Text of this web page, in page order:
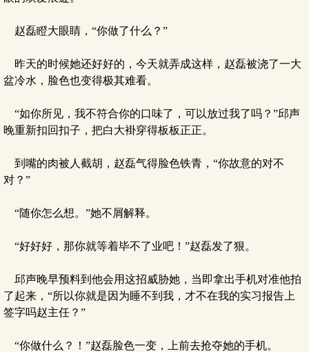
赵磊瞪大眼睛，“你做了什么？”
昨天的时候她还好好的，今天就弄成这样，赵磊被浇了一大
盆冷水，脸色也变得极其难看。
“如你所见，我不符合你的口味了，可以放过我了吗？”邱声
晚重新扣回扣子，把白大褂穿得板板正正。
到嘴的肉被人截胡，赵磊气得脸色铁青，“你故意的对不
对？”
“随你怎么想。”她不屑解释。
“好好好，那你就等着毕不了业吧！”赵磊发了狠。
邱声晚早预料到他会用这招威胁她，当即拿出手机对准他拍
了起来，“所以你就是因为睡不到我，才不在我的实习报告上
签字吗赵主任？”
“你做什么？！”赵磊脸色一变，上前去抢夺她的手机。